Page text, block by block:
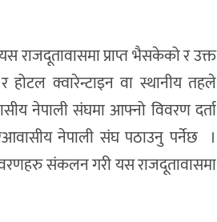
प्राप्त भैसकेको र उक्त
होटल क्वारेन्टाइन वा स्थानीय तहले
नेपाली संघमा आफ्नो विवरण दर्ता
नेपाली संघ पठाउनु पर्नेछ ।
संकलन गरी यस राजदूतावासमा